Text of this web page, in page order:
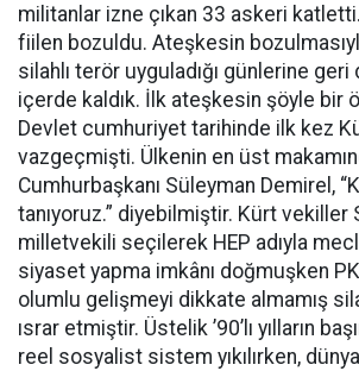
militanlar izne çıkan 33 askeri
fiilen bozuldu. Ateşkesin
silahlı terör uyguladığı günlerine
içerde kaldık. İlk ateşkesin şöyle bir
Devlet cumhuriyet tarihinde ilk kez
vazgeçmişti. Ülkenin en üst
Cumhurbaşkanı Süleyman Demirel,
tanıyoruz.” diyebilmiştir. Kürt vekiller
milletvekili seçilerek HEP adıyla
siyaset yapma imkânı doğmuşken
olumlu gelişmeyi dikkate almamış
ısrar etmiştir. Üstelik ’90’lı yılların
reel sosyalist sistem yıkılırken,